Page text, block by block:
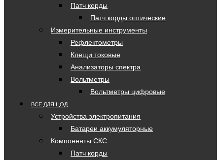
Патч корды
Патч корды оптические
Измерительные инструменты
Рефлектометры
Клещи токовые
Анализаторы спектра
Вольтметры
Вольтметры цифровые
ВСЕ ДЛЯ ЦОД
Устройства электропитания
Батареи аккумуляторные
Компоненты СКС
Патч корды